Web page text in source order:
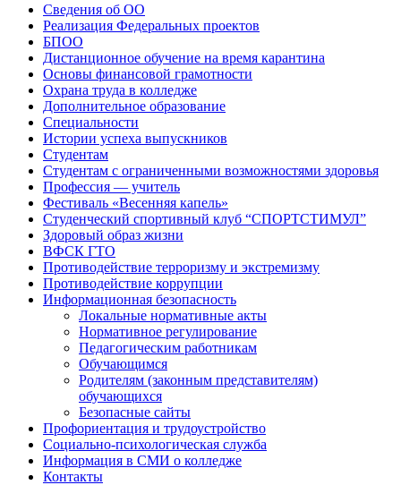
Сведения об ОО
Реализация Федеральных проектов
БПОО
Дистанционное обучение на время карантина
Основы финансовой грамотности
Охрана труда в колледже
Дополнительное образование
Специальности
Истории успеха выпускников
Студентам
Студентам с ограниченными возможностями здоровья
Профессия — учитель
Фестиваль «Весенняя капель»
Студенческий спортивный клуб “СПОРТСТИМУЛ”
Здоровый образ жизни
ВФСК ГТО
Противодействие терроризму и экстремизму
Противодействие коррупции
Информационная безопасность
Локальные нормативные акты
Нормативное регулирование
Педагогическим работникам
Обучающимся
Родителям (законным представителям)
обучающихся
Безопасные сайты
Профориентация и трудоустройство
Социально-психологическая служба
Информация в СМИ о колледже
Контакты